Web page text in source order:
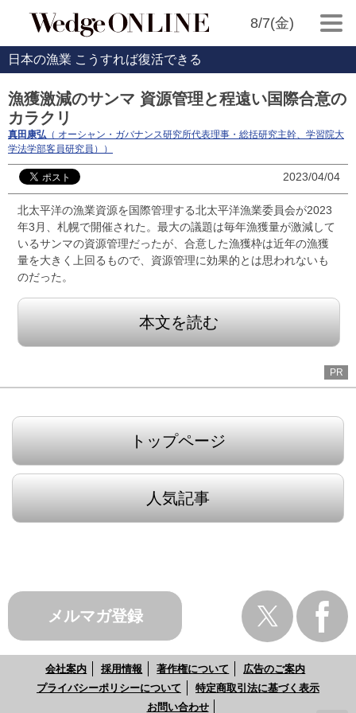
8/7(金)
日本の漁業 こうすれば復活できる
漁獲激減のサンマ 資源管理と程遠い国際合意の
カラクリ
真田康弘 （ オーシャン・ガバナンス研究所代表理事・総括研究主幹、学習院大
学法学部客員研究員））
2023/04/04
北太平洋の漁業資源を国際管理する北太平洋漁業委員会が2023
年3月、札幌で開催された。最大の議題は毎年漁獲量が激減して
いるサンマの資源管理だったが、合意した漁獲枠は近年の漁獲
量を大きく上回るもので、資源管理に効果的とは思われないも
のだった。
本文を読む
PR
トップページ
人気記事
メルマガ登録
会社案内 採用情報 著作権について
広告のご案内
プライバシーポリシーについて
特定商取引法に基づく表示
お問い合わせ